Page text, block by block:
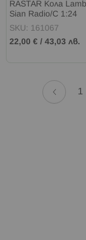
RASTAR Кола
Sian Radio/C 1:24
SKU: 161067
22,00 € / 43,03 лв.
Назад
1